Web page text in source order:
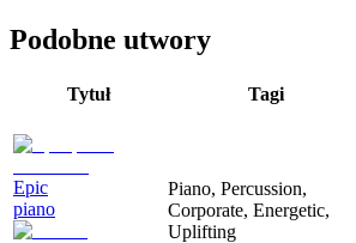
Podobne utwory
Tytuł Tagi
Epic
piano
Piano, Percussion,
Corporate, Energetic,
Uplifting